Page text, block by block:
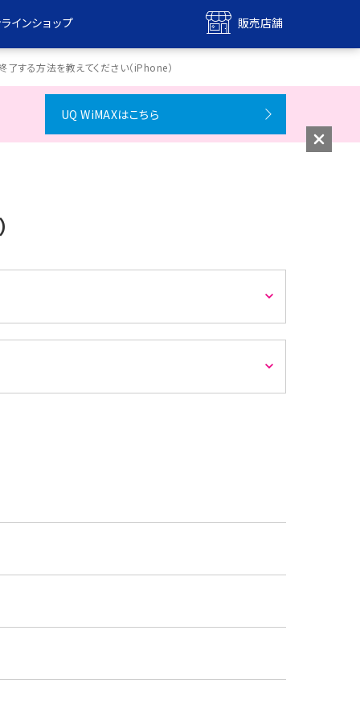
インショップ 販売店舗
ショップ
ショップ
販売店舗
販売店舗
する方法を教えてください（iPhone）
UQ WiMAXはこちら